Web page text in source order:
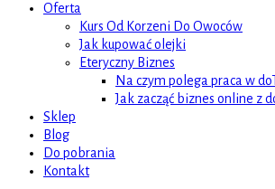
Oferta
Kurs Od Korzeni Do Owoców
Jak kupować olejki
Eteryczny Biznes
Na czym polega praca w
Jak zacząć biznes online z
Sklep
Blog
Do pobrania
Kontakt